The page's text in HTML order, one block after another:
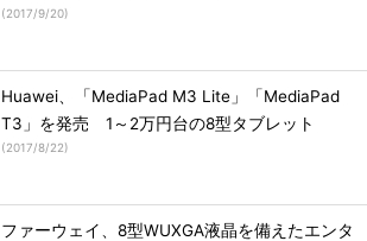
(2017/9/20)
Huawei、「MediaPad M3 Lite」「MediaPad
T3」を発売 1～2万円台の8型タブレット
(2017/8/22)
ファーウェイ、8型WUXGA液晶を備えたエンタ